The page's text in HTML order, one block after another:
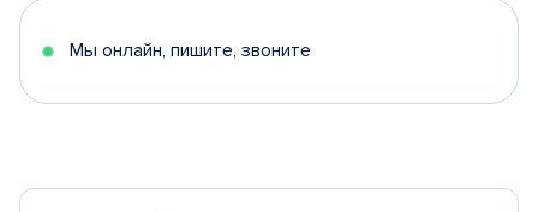
5
Мы онлайн, пишите, звоните